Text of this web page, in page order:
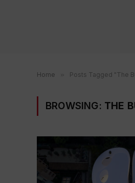
Home » Posts Tagged "The
BROWSING: THE